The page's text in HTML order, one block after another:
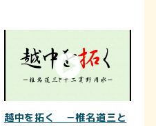
越中を拓く －椎名道三と